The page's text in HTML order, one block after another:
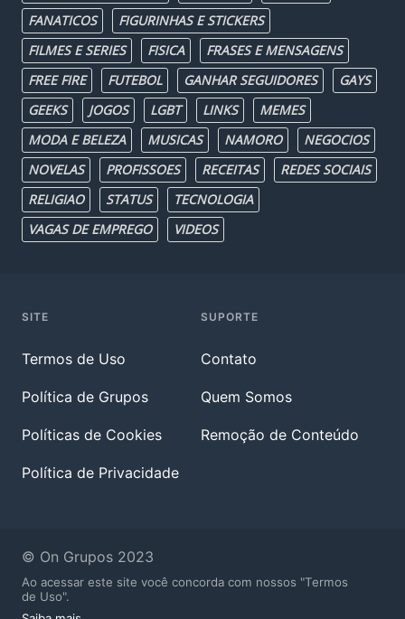
FANATICOS
FIGURINHAS E STICKERS
FILMES E SERIES
FISICA
FRASES E MENSAGENS
FREE FIRE
FUTEBOL GANHAR SEGUIDORES
GAYS
GEEKS
JOGOS LGBT LINKS
MEMES
MODA E BELEZA
MUSICAS NAMORO
NEGOCIOS
NOVELAS
PROFISSOES RECEITAS
REDES SOCIAIS
RELIGIAO
STATUS
TECNOLOGIA
VAGAS DE EMPREGO
VIDEOS
SITE
Termos de Uso
Política de Grupos
Políticas de Cookies
Política de Privacidade
SUPORTE
Contato
Quem Somos
Remoção de Conteúdo
© On Grupos 2023
Ao acessar este site você concorda com nossos "Termos
de Uso".